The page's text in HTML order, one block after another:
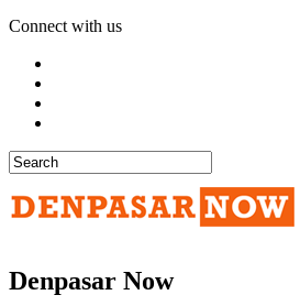
Connect with us
Denpasar Now